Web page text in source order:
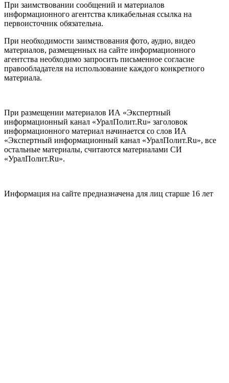
При заимствовании сообщений и материалов
информационного агентства кликабельная ссылка на
первоисточник обязательна.
При необходимости заимствования фото, аудио, видео
материалов, размещенных на сайте информационного
агентства необходимо запросить письменное согласие
правообладателя на использование каждого конкретного
материала.
При размещении материалов ИА «Экспертный
информационный канал «УралПолит.Ru» заголовок
информационного материал начинается со слов ИА
«Экспертный информационный канал «УралПолит.Ru», все
остальные материалы, считаются материалами СИ
«УралПолит.Ru».
Информация на сайте предназначена для лиц старше 16 лет